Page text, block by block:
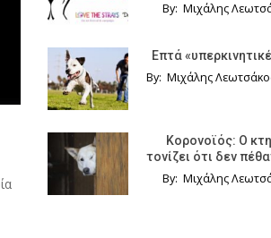
By: Μιχάλης
Επτά
By: Μιχάλης
Κορονοϊός: Ο
τονίζει ότι δεν
By: Μιχάλης